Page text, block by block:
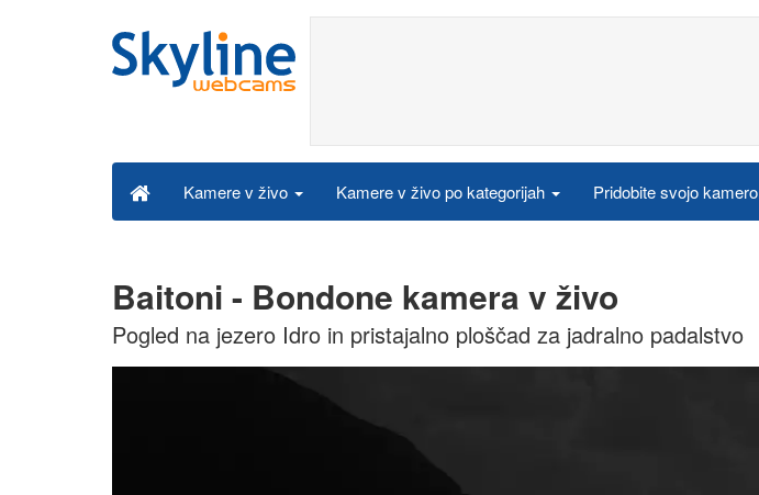
Kamere v živo Kamere v živo po kategorijah Pridobite svojo kamero
Baitoni - Bondone kamera v živo
Pogled na jezero Idro in pristajalno ploščad za jadralno padalstvo